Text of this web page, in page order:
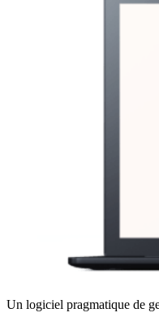
Un logiciel pragmatique de